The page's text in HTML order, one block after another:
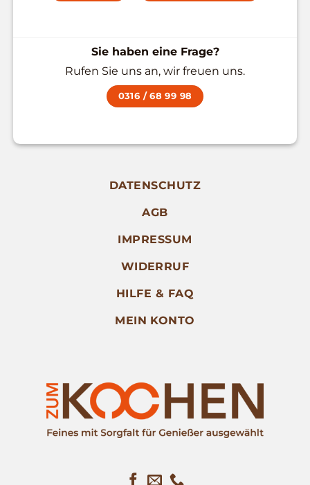
Sie haben eine Frage?
Rufen Sie uns an, wir freuen uns.
0316 / 68 99 98
DATENSCHUTZ
AGB
IMPRESSUM
WIDERRUF
HILFE & FAQ
MEIN KONTO